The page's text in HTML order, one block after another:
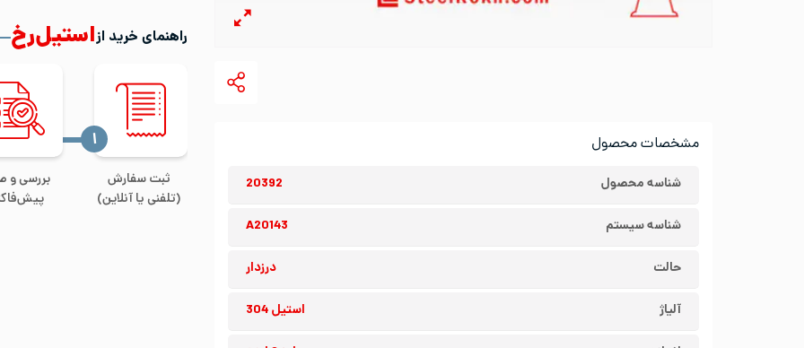
مشخصات محصول
شناسه محصول 20392
شناسه سیستم A20143
حالت درزدار
آلیاژ استیل 304
راهنمای خرید ازاستیل‌رخ
ثبت سفارش
(تلفنی یا آنلاین)
‍۱
بررسی و